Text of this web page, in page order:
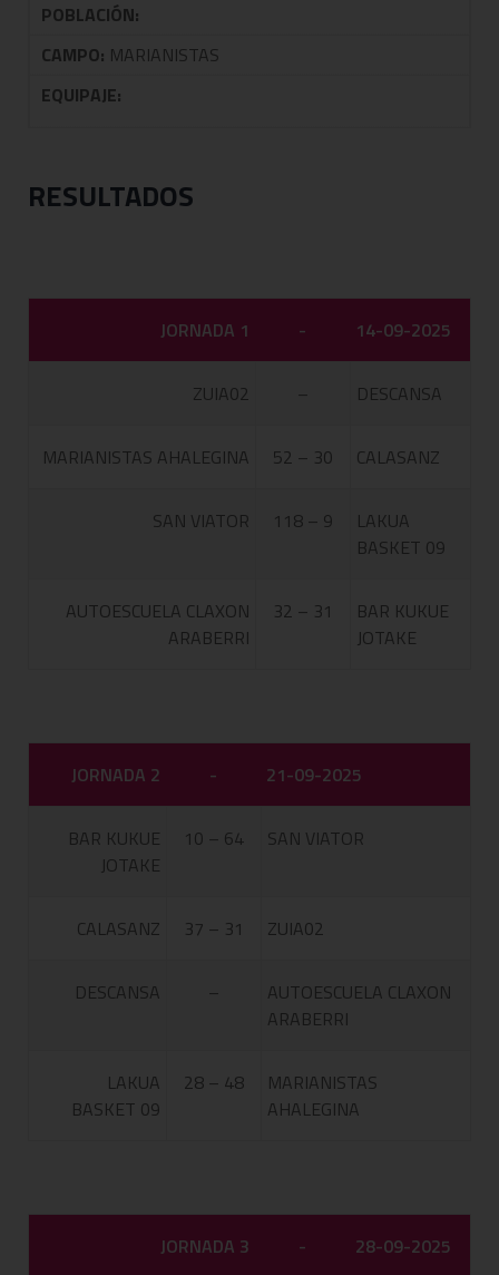
POBLACIÓN:
CAMPO: MARIANISTAS
EQUIPAJE:
RESULTADOS
JORNADA 1 - 14-09-2025
ZUIA02 – DESCANSA
MARIANISTAS AHALEGINA 52 – 30 CALASANZ
SAN VIATOR 118 – 9
LAKUA
BASKET 09
AUTOESCUELA CLAXON
ARABERRI
32 – 31
BAR KUKUE
JOTAKE
JORNADA 2 - 21-09-2025
BAR KUKUE
JOTAKE
10 – 64 SAN VIATOR
CALASANZ 37 – 31 ZUIA02
DESCANSA –
AUTOESCUELA CLAXON
ARABERRI
LAKUA
BASKET 09
28 – 48
MARIANISTAS
AHALEGINA
JORNADA 3 - 28-09-2025